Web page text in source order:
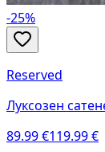
-25%
Reserved
Луксозен
89.99€119.99€